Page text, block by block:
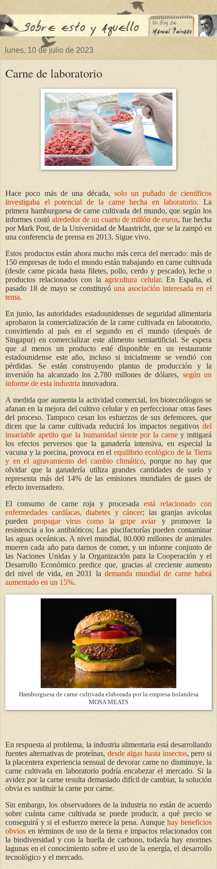
lunes, 10 de julio de 2023
Carne de laboratorio
Hace poco más de una década, solo un puñado de científicos
investigaba el potencial de la carne hecha en laboratorio. La
primera hamburguesa de carne cultivada del mundo, que según los
informes costó alrededor de un cuarto de millón de euros, fue hecha
por Mark Post, de la Universidad de Maastricht, que se la zampó en
una conferencia de prensa en 2013. Sigue vivo.
Estos productos están ahora mucho más cerca del mercado: más de
150 empresas de todo el mundo están trabajando en carne cultivada
(desde carne picada hasta filetes, pollo, cerdo y pescado), leche o
productos relacionados con la agricultura celular. En España, el
pasado 18 de mayo se constituyó una asociación interesada en el
tema.
En junio, las autoridades estadounidenses de seguridad alimentaria
aprobaron la comercialización de la carne cultivada en laboratorio,
convirtiendo al país en el segundo en el mundo (después de
Singapur) en comercializar este alimento semiartificial. Se espera
que al menos un producto esté disponible en un restaurante
estadounidense este año, incluso si inicialmente se vendió con
pérdidas. Se están construyendo plantas de producción y la
inversión ha alcanzado los 2.780 millones de dólares, según un
informe de esta industria innovadora.
A medida que aumenta la actividad comercial, los biotecnólogos se
afanan en la mejora del cultivo celular y en perfeccionar otras fases
del proceso. Tampoco cesan los esfuerzos de sus defensores, que
dicen que la carne cultivada reducirá los impactos negativos del
insaciable apetito que la humanidad siente por la carney mitigará
los efectos perversos que la ganadería intensiva, en especial la
vacuna y la porcina, provoca en el equilibrio ecológico de la Tierra
y en el agravamiento del cambio climático, porque no hay que
olvidar que la ganadería utiliza grandes cantidades de suelo y
representa más del 14% de las emisiones mundiales de gases de
efecto invernadero.
El consumo de carne roja y procesada está relacionado con
enfermedades cardíacas, diabetes y cáncer; las granjas avícolas
pueden propagar virus como la gripe aviary promover la
resistencia a los antibióticos; Las piscifactorías pueden contaminar
las aguas oceánicas. A nivel mundial, 80.000 millones de animales
mueren cada año para darnos de comer, y un informe conjunto de
las Naciones Unidas y la Organización para la Cooperación y el
Desarrollo Económico predice que, gracias al creciente aumento
del nivel de vida, en 2031 la demanda mundial de carne habrá
aumentado en un 15%.
Hamburguesa de carne cultivada elaborada por la empresa holandesa
MOSA MEATS
En respuesta al problema, la industria alimentaria está desarrollando
fuentes alternativas de proteínas, desde algas hasta insectos, pero si
la placentera experiencia sensual de devorar carne no disminuye, la
carne cultivada en laboratorio podría encabezar el mercado. Si la
avidez por la carne resulta demasiado difícil de cambiar, la solución
obvia es sustituir la carne por carne.
Sin embargo, los observadores de la industria no están de acuerdo
sobre cuánta carne cultivada se puede producir, a qué precio se
conseguirá y si el esfuerzo merece la pena. Aunquehay beneficios
obvios en términos de uso de la tierra e impactos relacionados con
la biodiversidad y con la huella de carbono, todavía hay enormes
lagunas en el conocimiento sobre el uso de la energía, el desarrollo
tecnológico y el mercado.